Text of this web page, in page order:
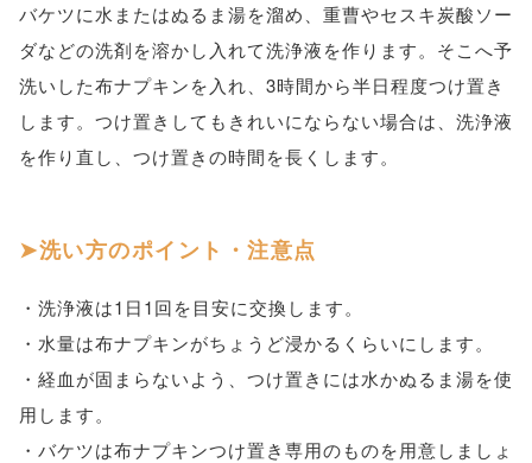
バケツに水またはぬるま湯を溜め、重曹やセスキ炭酸ソー
ダなどの洗剤を溶かし入れて洗浄液を作ります。そこへ予
洗いした布ナプキンを入れ、3時間から半日程度つけ置き
します。つけ置きしてもきれいにならない場合は、洗浄液
を作り直し、つけ置きの時間を長くします。
洗い方のポイント・注意点
・洗浄液は1日1回を目安に交換します。
・水量は布ナプキンがちょうど浸かるくらいにします。
・経血が固まらないよう、つけ置きには水かぬるま湯を使
用します。
・バケツは布ナプキンつけ置き専用のものを用意しましょ